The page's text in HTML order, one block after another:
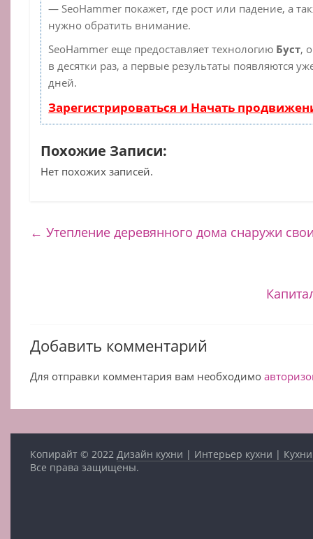
— SeoHammer покажет, где рост или падение, а
нужно обратить внимание.
SeoHammer еще предоставляет технологию Буст,
в десятки раз, а первые результаты появляются
дней.
Зарегистрироваться и Начать
Похожие Записи:
Нет похожих записей.
← Утепление деревянного дома снаружи
Добавить комментарий
Для отправки комментария вам необходимо
Копирайт © 2022Дизайн кухни | Интерьер кухни |
Все права защищены.